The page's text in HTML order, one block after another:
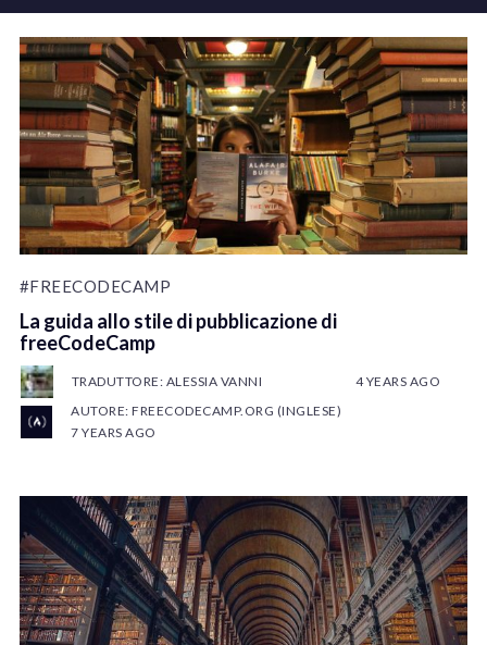
#FREECODECAMP
La guida allo stile di pubblicazione di
freeCodeCamp
TRADUTTORE: ALESSIA VANNI
4 YEARS AGO
AUTORE: FREECODECAMP.ORG (INGLESE)
7 YEARS AGO